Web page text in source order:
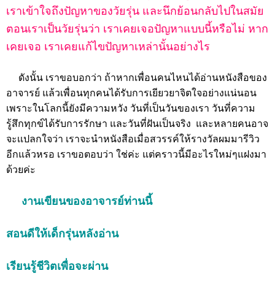
เราเข้าใจถึงปัญหาของวัยรุ่น และนึกย้อนกลับไปในสมัย
ตอนเราเป็นวัยรุ่นว่า เราเคยเจอปัญหาแบบนี้หรือไม่ หาก
เคยเจอ เราเคยแก้ไขปัญหาเหล่านั้นอย่างไร
ดังนั้น เราขอบอกว่า ถ้าหากเพื่อนคนไหนได้อ่านหนังสือของ
อาจารย์ แล้วเพื่อนทุกคนได้รับการเยียวยาจิตใจอย่างแน่นอน
เพราะในโลกนี้ยังมีความหวัง วันที่เป็นวันของเรา วันที่ความ
รู้สึกทุกข์ได้รับการรักษา และวันที่ฝันเป็นจริง และหลายคนอาจ
จะเเปลกใจว่า เราจะนำหนังสือเมื่อสวรรค์ให้รางวัลผมมารีวิว
อีกแล้วหรอ เราขอตอบว่า ใช่ค่ะ แต่คราวนี้มีอะไรใหม่ๆแฝงมา
ด้วยค่ะ
งานเขียนของอาจารย์ท่านนี้
สอนดีให้เด็กรุ่นหลังอ่าน
เรียนรู้ชีวิตเพื่อจะผ่าน